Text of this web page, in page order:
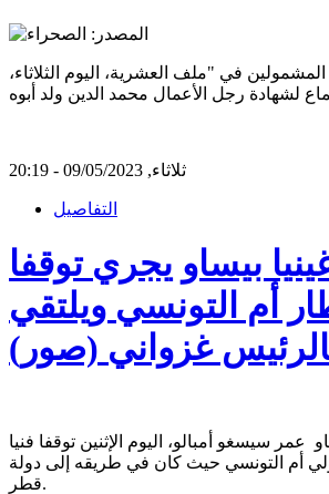
في "ملف العشرية، اليوم الثلاثاء،
ثلاثاء, 09/05/2023 - 20:19
التفاصيل
بيساو يجري توقفا
أم التونسي ويلتقي
غزواني (صور)
عمر سيسغو أمبالو، اليوم الإثنين توقفا فنيا
أم التونسي حيث كان في طريقه إلى دولة
قطر.